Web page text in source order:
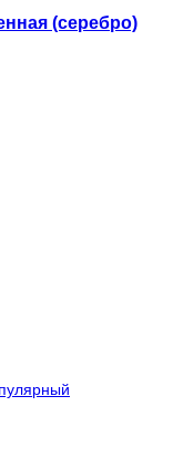
(серебро)